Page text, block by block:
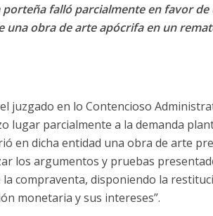
porteña falló parcialmente en favor
una obra de arte apócrifa en un
juzgado en lo Contencioso
lugar parcialmente a la demanda
en dicha entidad una obra de arte
los argumentos y pruebas
la compraventa, disponiendo la
monetaria y sus intereses”.